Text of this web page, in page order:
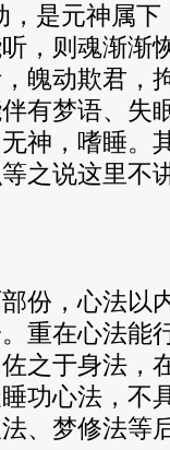
，是元神属
，则魂渐渐
魄动欺君，
有梦语、失
神，嗜睡。
之说这里不
份，心法以
重在心法能
之于身法，
功心法，不
、梦修法等